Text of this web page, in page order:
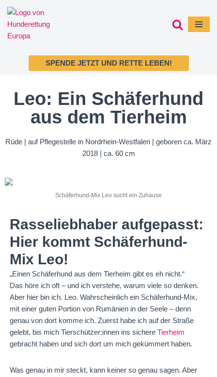
Zum
Inhalt
SPENDE JETZT UND RETTE LEBEN!
Leo: Ein Schäferhund
aus dem Tierheim
Rüde | auf Pflegestelle in Nordrhein-Westfalen | geboren ca. März
2018 | ca. 60 cm
Schäferhund-Mix Leo sucht ein Zuhause
Rasseliebhaber aufgepasst:
Hier kommt Schäferhund-
Mix Leo!
„Einen Schäferhund aus dem Tierheim gibt es eh nicht.“
Das höre ich oft – und ich verstehe, warum viele so denken.
Aber hier bin ich. Leo. Wahrscheinlich ein Schäferhund-Mix,
mit einer guten Portion von Rumänien in der Seele – denn
genau von dort komme ich. Zuerst habe ich auf der Straße
gelebt, bis mich Tierschützer:innen ins sichere Tierheim
gebracht haben und sich dort um mich gekümmert haben.
Was genau in mir steckt, kann keiner so genau sagen. Aber